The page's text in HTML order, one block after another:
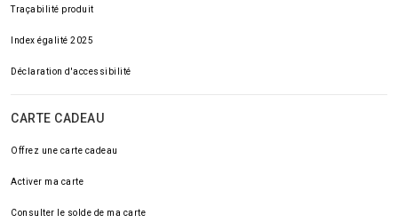
Traçabilité produit
Index égalité 2025
Déclaration d'accessibilité
CARTE CADEAU
Offrez une carte cadeau
Activer ma carte
Consulter le solde de ma carte